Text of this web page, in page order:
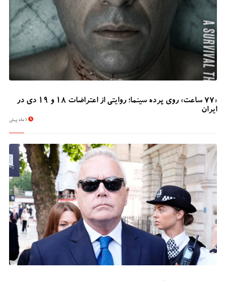
«۷۷ ساعت» روی پرده سینما؛ روایتی از اعتراضات ۱۸ و ۱۹ دی در
ایران